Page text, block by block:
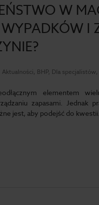
W
I
Aktualności, BHP, Dla specjalistów,
elementem
zapasami. Jednak
jest, aby podejść do kwestii…